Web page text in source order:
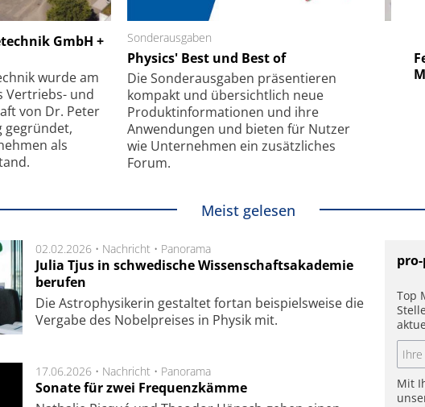
GmbH +
wurde am
Vertriebs- und
von Dr. Peter
gegründet,
als
Sonderausgaben
Physics' Best und Best of
Die Sonder­ausgaben präsentieren
kompakt und übersichtlich neue
Produkt­informationen und ihre
Anwendungen und bieten für Nutzer
wie Unternehmen ein zusätzliches
Forum.
Kirchhoff GmbH
Elektronenmikroskopie auf
kleinstem Raum
Meist gelesen
02.02.2026 • Nachricht • Panorama
Julia Tjus in schwedische Wissenschaftsakademie
berufen
Die Astro­physi­kerin ge­stal­tet fort­an bei­spiels­wei­se die
Ver­ga­be des Nobel­prei­ses in Phy­sik mit.
17.06.2026 • Nachricht • Panorama
Sonate für zwei Frequenzkämme
Top
Mit